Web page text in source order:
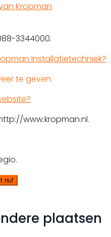
Kropman
3344000.
Installatietechniek?
te geven.
www.kropman.nl.
nu!
plaatsen